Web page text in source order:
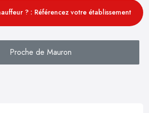
? : Référencez votre établissement
Proche de Mauron